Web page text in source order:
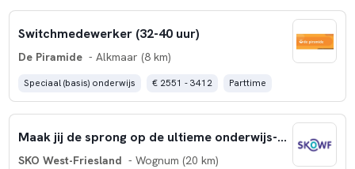
Switchmedewerker (32-40 uur)
De Piramide - Alkmaar (8 km)
Speciaal (basis) onderwijs € 2551 - 3412 Parttime
Maak jij de sprong op de ultieme onderwijs-springplank?
SKO West-Friesland - Wognum (20 km)